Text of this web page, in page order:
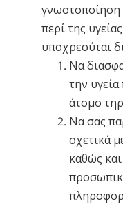
περί της
υποχρεούται
Να
την
άτομο
Να σας
σχετικά
καθώς